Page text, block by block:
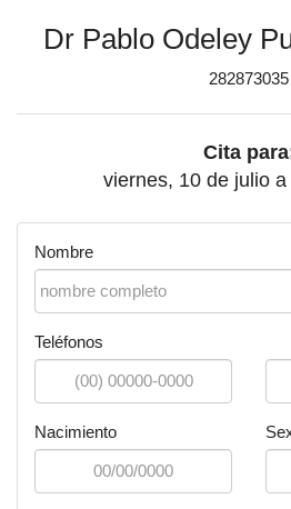
Dr Pablo Odeley
282873035
Cita
viernes, 10 de julio a
Nombre
Teléfonos
Nacimiento